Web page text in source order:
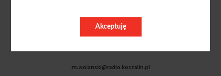
Akceptuję
Mariusz Wolański
m.wolanski@radio.koszalin.pl